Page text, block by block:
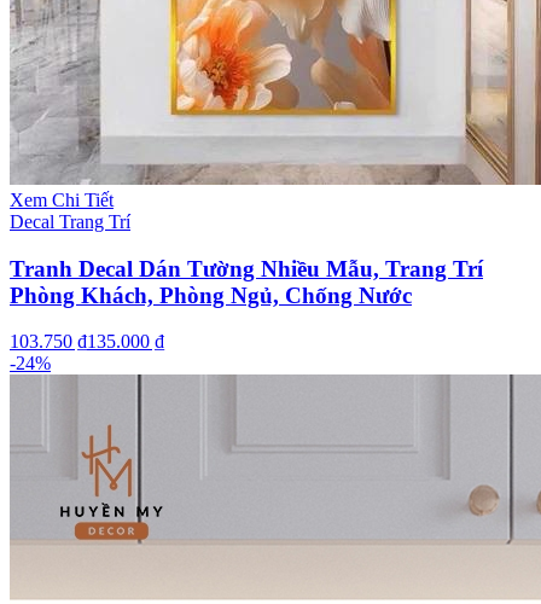
Xem Chi Tiết
Decal Trang Trí
Tranh Decal Dán Tường Nhiều Mẫu, Trang Trí
Phòng Khách, Phòng Ngủ, Chống Nước
103.750 ₫135.000 ₫
-24%